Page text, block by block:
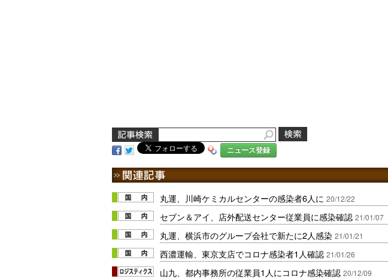
ニュース登録
丸運、川崎ケミカルセンターの感染者6人に 20/12/22
セブン＆アイ、店外配送センター従業員に感染確認 21/01/07
丸運、横浜市のグループ会社で新たに2人感染 21/01/21
西濃運輸、東京支店でコロナ感染者1人確認 21/01/26
山九、都内事務所の従業員1人にコロナ感染確認 20/12/09